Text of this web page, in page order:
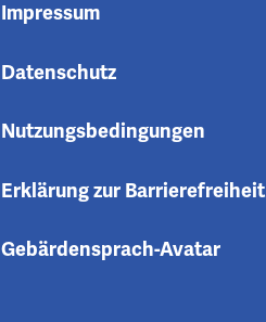
Impressum
Datenschutz
Nutzungsbedingungen
Erklärung zur Barrierefreiheit
Gebärdensprach-Avatar